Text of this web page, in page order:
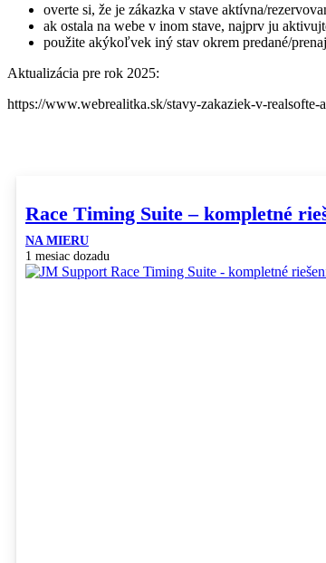
overte si, že je zákazka v stave aktívna/
ak ostala na webe v inom stave, najprv ju
použite akýkoľvek iný stav okrem predané/
Aktualizácia pre rok 2025:
https://www.webrealitka.sk/stavy-zakaziek-v-
Race Timing Suite – kompletné
NA MIERU
1 mesiac dozadu